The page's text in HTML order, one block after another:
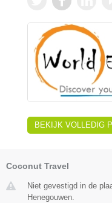
BEKIJK VOLLEDIG
Coconut Travel
Niet gevestigd in de
Henegouwen.